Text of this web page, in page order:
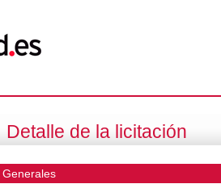
Detalle de la licitación